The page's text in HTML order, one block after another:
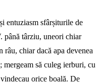
entuziasm sfârșiturile de
până târziu, uneori chiar
râu, chiar dacă apa devenea
; mergeam să culeg ierburi, cu
orice boală. De